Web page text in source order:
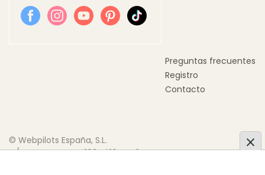
Preguntas frecuentes
Registro
Contacto
© Webpilots España, S.L.
C/ Doctor Trueta, 183, Pl.10 Pta.6